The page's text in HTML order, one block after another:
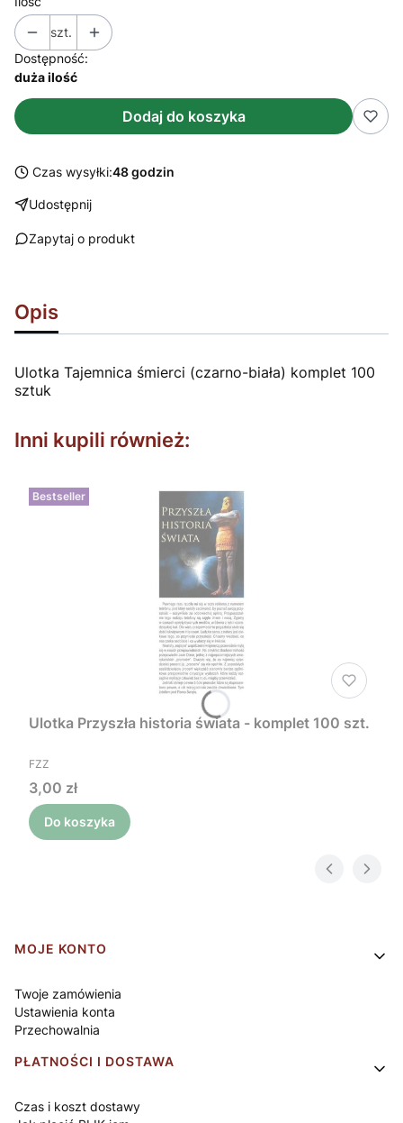
szt.
Dostępność:
duża ilość
Dodaj do koszyka
Czas wysyłki:48 godzin
Udostępnij
Zapytaj o produkt
Opis
Ulotka Tajemnica śmierci (czarno-biała) komplet 100
sztuk
Inni kupili również:
Bestseller
Ulotka Przyszła historia świata - komplet 100 szt.
PRODUCENT
FZZ
Cena
3,00 zł
Do koszyka
Linki w stopce
MOJE KONTO
Twoje zamówienia
Ustawienia konta
Przechowalnia
PŁATNOŚCI I DOSTAWA
Czas i koszt dostawy